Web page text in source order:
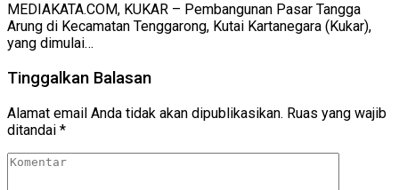
MEDIAKATA.COM, KUKAR – Pembangunan Pasar Tangga
Arung di Kecamatan Tenggarong, Kutai Kartanegara (Kukar),
yang dimulai…
Tinggalkan Balasan
Alamat email Anda tidak akan dipublikasikan. Ruas yang wajib
ditandai *